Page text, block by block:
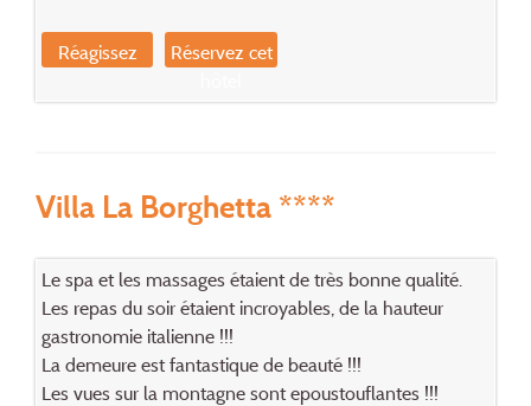
Réagissez
Réservez cet
Villa La Borghetta ****
Le spa et les massages étaient de très bonne qualité.
Les repas du soir étaient incroyables, de la hauteur
gastronomie italienne !!!
La demeure est fantastique de beauté !!!
Les vues sur la montagne sont epoustouflantes !!!